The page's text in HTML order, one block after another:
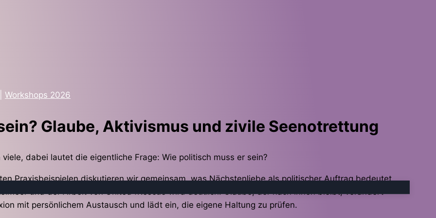
Workshops 2026
Glaube, Aktivismus und zivile Seenotrettung
dabei lautet die eigentliche Frage: Wie politisch muss er sein?
Praxisbeispielen diskutieren wir gemeinsam, was Nächstenliebe als politischer Auftrag bedeutet.
und der Arbeit von United4Rescue wird deutlich: Glaube, der nach innen bleibt, verändert
mit persönlichem Austausch und lädt ein, die eigene Haltung zu prüfen.